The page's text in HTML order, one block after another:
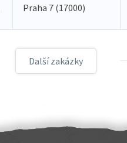
Praha 7 (17000)
Další zakázky